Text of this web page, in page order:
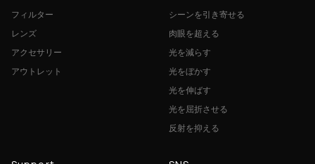
フィルター
レンズ
アクセサリー
アウトレット
シーンを引き寄せる
肉眼を超える
光を減らす
光をぼかす
光を伸ばす
光を屈折させる
反射を抑える